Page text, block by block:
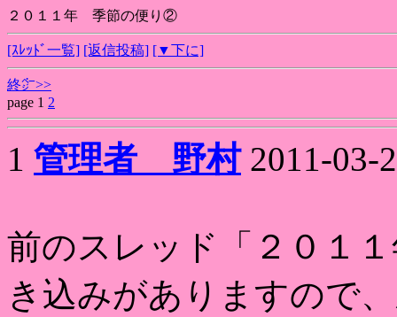
２０１１年 季節の便り②
[ｽﾚｯﾄﾞ一覧] [返信投稿] [▼下に]
終㌻>>
page 1 2
1 管理者 野村2011-03-
前のスレッド「２０１
き込みがありますので